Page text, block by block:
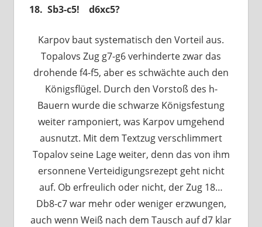
18. Sb3-c5! d6xc5?
Karpov baut systematisch den Vorteil aus.
Topalovs Zug g7-g6 verhinderte zwar das
drohende f4-f5, aber es schwächte auch den
Königsflügel. Durch den Vorstoß des h-
Bauern wurde die schwarze Königsfestung
weiter ramponiert, was Karpov umgehend
ausnutzt. Mit dem Textzug verschlimmert
Topalov seine Lage weiter, denn das von ihm
ersonnene Verteidigungsrezept geht nicht
auf. Ob erfreulich oder nicht, der Zug 18…
Db8-c7 war mehr oder weniger erzwungen,
auch wenn Weiß nach dem Tausch auf d7 klar